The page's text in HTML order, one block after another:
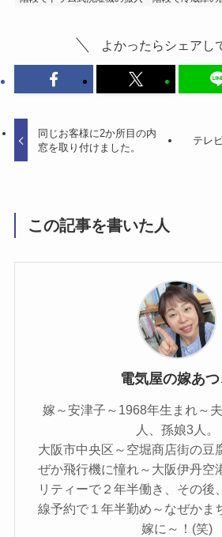
よかったらシェアし
同じお客様に2か所目の内
窓を取り付けました。
テレ
この記事を書いた人
電気屋の嫁あつ
嫁～安津子～1968年生まれ～
人、孫娘3人。
大阪市中央区～空堀商店街の豆
ぜか飛行機に憧れ～大阪伊丹空
リティーで２年半働き、その後
線予約で１年半勤め～なぜかま
嫁に～！(笑)